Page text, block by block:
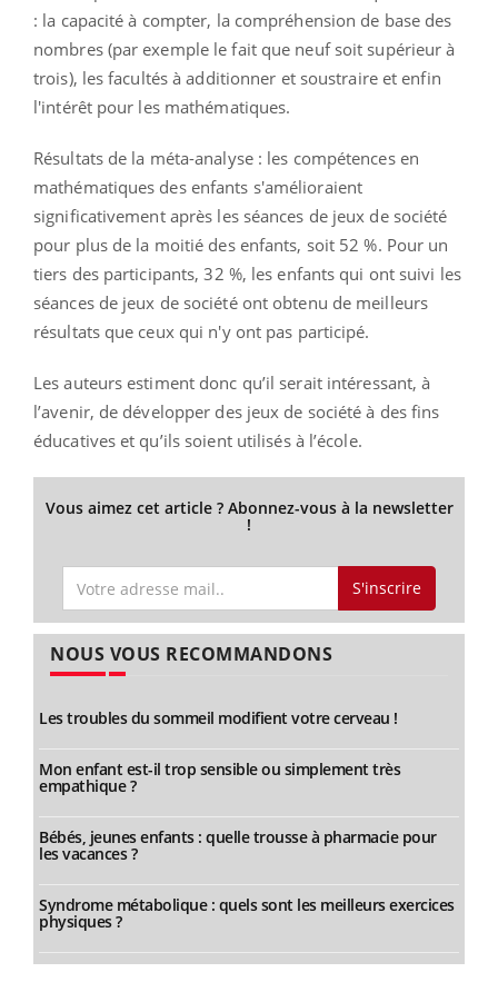
: la capacité à compter, la compréhension de base des
nombres (par exemple le fait que neuf soit supérieur à
trois), les facultés à additionner et soustraire et enfin
l'intérêt pour les mathématiques.
Résultats de la méta-analyse : les compétences en
mathématiques des enfants s'amélioraient
significativement après les séances de jeux de société
pour plus de la moitié des enfants, soit 52 %. Pour un
tiers des participants, 32 %, les enfants qui ont suivi les
séances de jeux de société ont obtenu de meilleurs
résultats que ceux qui n'y ont pas participé.
Les auteurs estiment donc qu’il serait intéressant, à
l’avenir, de développer des jeux de société à des fins
éducatives et qu’ils soient utilisés à l’école.
Vous aimez cet article ? Abonnez-vous à la newsletter
!
S'inscrire
NOUS VOUS RECOMMANDONS
Les troubles du sommeil modifient votre cerveau !
Mon enfant est-il trop sensible ou simplement très
empathique ?
Bébés, jeunes enfants : quelle trousse à pharmacie pour
les vacances ?
Syndrome métabolique : quels sont les meilleurs exercices
physiques ?